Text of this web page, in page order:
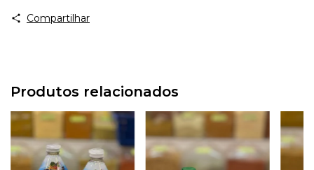
Compartilhar
Produtos relacionados